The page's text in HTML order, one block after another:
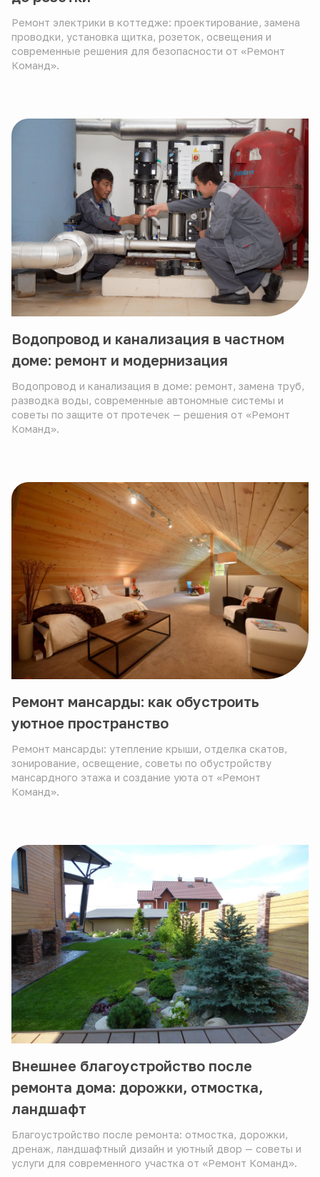
Ремонт электрики в коттедже: проектирование, замена
проводки, установка щитка, розеток, освещения и
современные решения для безопасности от «Ремонт
Команд».
Водопровод и канализация в частном
доме: ремонт и модернизация
Водопровод и канализация в доме: ремонт, замена труб,
разводка воды, современные автономные системы и
советы по защите от протечек — решения от «Ремонт
Команд».
Ремонт мансарды: как обустроить
уютное пространство
Ремонт мансарды: утепление крыши, отделка скатов,
зонирование, освещение, советы по обустройству
мансардного этажа и создание уюта от «Ремонт
Команд».
Внешнее благоустройство после
ремонта дома: дорожки, отмостка,
ландшафт
Благоустройство после ремонта: отмостка, дорожки,
дренаж, ландшафтный дизайн и уютный двор — советы и
услуги для современного участка от «Ремонт Команд».